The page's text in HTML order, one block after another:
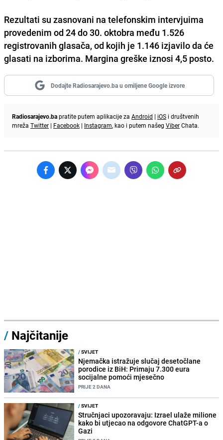
Rezultati su zasnovani na telefonskim intervjuima
provedenim od 24 do 30. oktobra među 1.526
registrovanih glasača, od kojih je 1.146 izjavilo da će
glasati na izborima. Margina greške iznosi 4,5 posto.
Dodajte Radiosarajevo.ba u omiljene Google izvore
Radiosarajevo.bapratite putem aplikacije za Android | iOS i društvenih
mreža Twitter | Facebook | Instagram, kao i putem našeg ViberChata.
/ Najčitanije
/SVIJET
Njemačka istražuje slučaj desetočlane
porodice iz BiH: Primaju 7.300 eura
socijalne pomoći mjesečno
PRIJE 2 DANA
/SVIJET
Stručnjaci upozoravaju: Izrael ulaže milione
kako bi utjecao na odgovore ChatGPT-a o
Gazi